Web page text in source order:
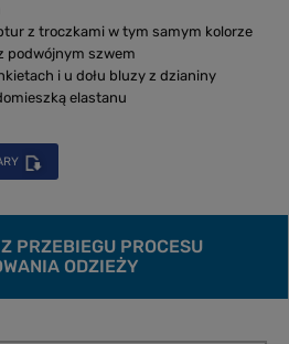
z troczkami w tym samym kolorze
podwójnym szwem
i u dołu bluzy z dzianiny
elastanu
PRZEBIEGU PROCESU
ODZIEŻY